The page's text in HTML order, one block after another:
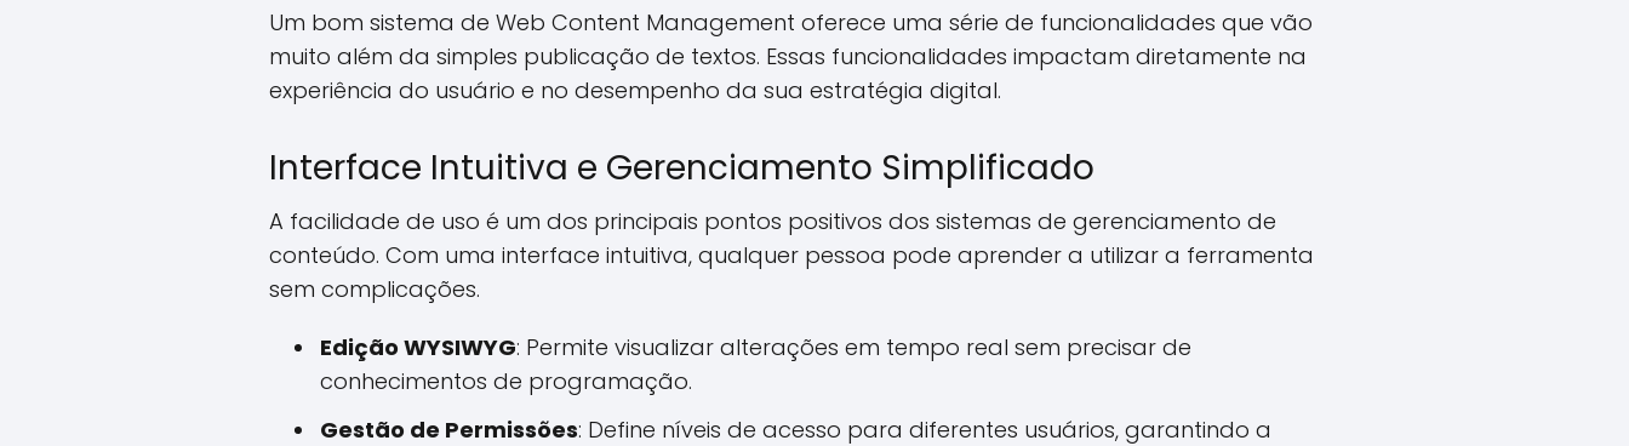
Um bom sistema de Web Content Management oferece uma série de funcionalidades que vão
muito além da simples publicação de textos. Essas funcionalidades impactam diretamente na
experiência do usuário e no desempenho da sua estratégia digital.
Interface Intuitiva e Gerenciamento Simplificado
A facilidade de uso é um dos principais pontos positivos dos sistemas de gerenciamento de
conteúdo. Com uma interface intuitiva, qualquer pessoa pode aprender a utilizar a ferramenta
sem complicações.
Edição WYSIWYG: Permite visualizar alterações em tempo real sem precisar de
conhecimentos de programação.
Gestão de Permissões: Define níveis de acesso para diferentes usuários, garantindo a